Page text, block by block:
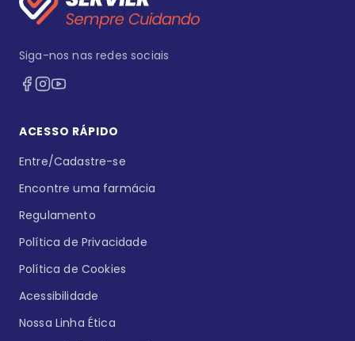
Siga-nos nas redes sociais
ACESSO RÁPIDO
Entre/Cadastre-se
Encontre uma farmácia
Regulamento
Política de Privacidade
Política de Cookies
Acessibilidade
Nossa Linha Ética